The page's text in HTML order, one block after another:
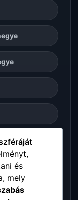
és
mely